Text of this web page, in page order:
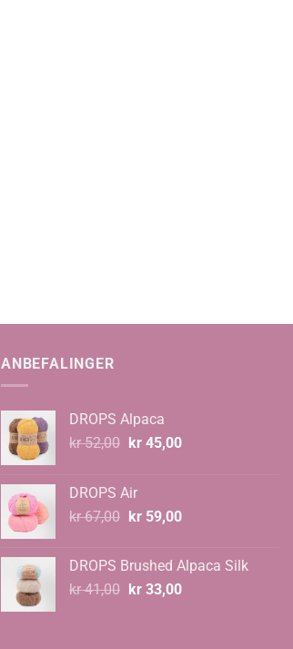
ANBEFALINGER
DROPS Alpaca
kr52,00 Opprinnelig
kr 52,00.
kr45,00Nåværende
DROPS Air
kr67,00 Opprinnelig
kr 67,00.
kr59,00Nåværende
kr 59,00.
DROPS Brushed Alpaca Silk
kr41,00 Opprinnelig
kr33,00Nåværende